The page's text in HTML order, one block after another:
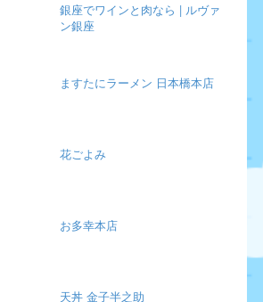
銀座でワインと肉なら | ルヴァ
ン銀座
ますたにラーメン 日本橋本店
花ごよみ
お多幸本店
天丼 金子半之助